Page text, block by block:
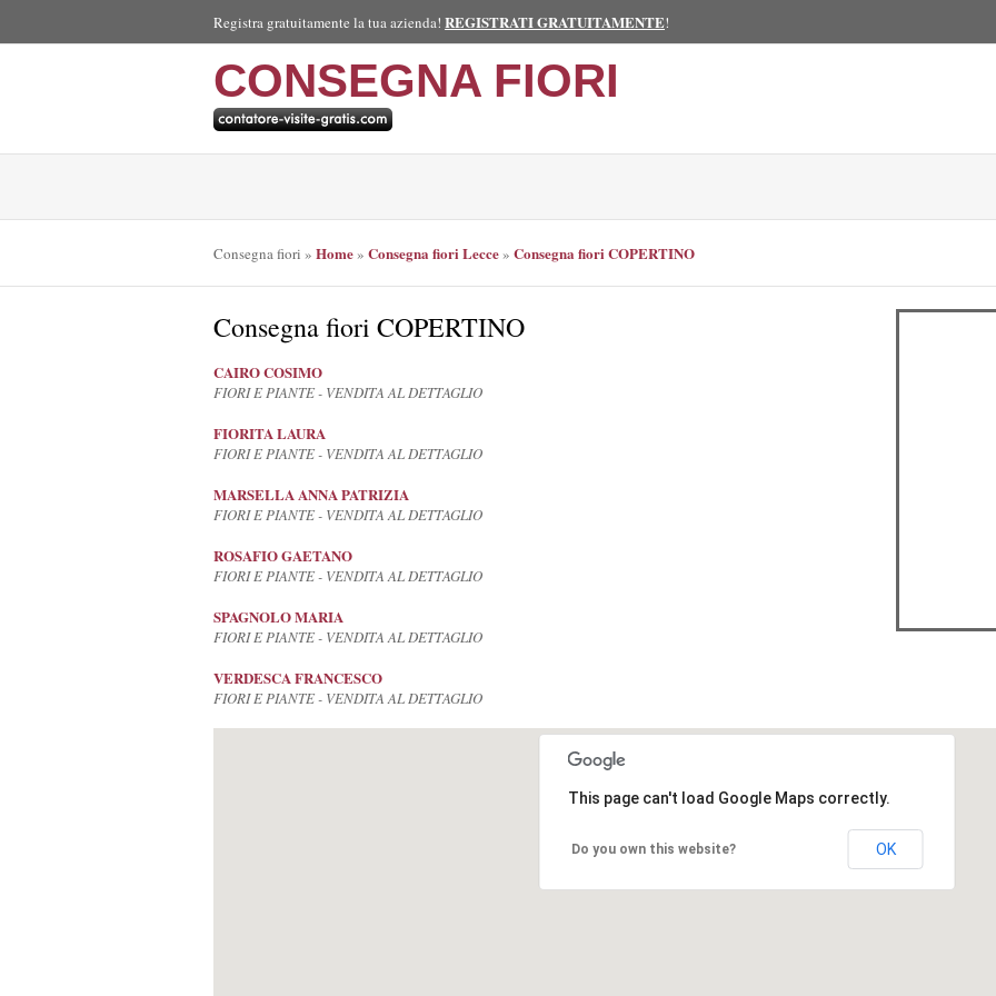
Registra gratuitamente la tua azienda! REGISTRATI GRATUITAMENTE!
CONSEGNA FIORI
Consegna fiori » Home» Consegna fiori Lecce» Consegna fiori COPERTINO
Consegna fiori COPERTINO
CAIRO COSIMO
FIORI E PIANTE - VENDITA AL DETTAGLIO
FIORITA LAURA
FIORI E PIANTE - VENDITA AL DETTAGLIO
MARSELLA ANNA PATRIZIA
FIORI E PIANTE - VENDITA AL DETTAGLIO
ROSAFIO GAETANO
FIORI E PIANTE - VENDITA AL DETTAGLIO
SPAGNOLO MARIA
FIORI E PIANTE - VENDITA AL DETTAGLIO
VERDESCA FRANCESCO
FIORI E PIANTE - VENDITA AL DETTAGLIO
This page can't load Google Maps correctly.
Do you own this website? OK